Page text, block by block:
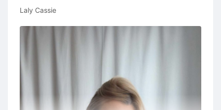
Laly Cassie